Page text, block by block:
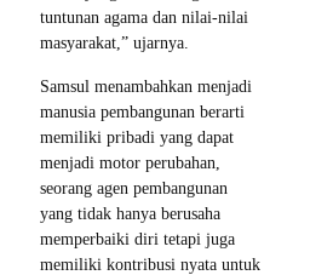
tuntunan agama dan nilai-nilai
masyarakat,” ujarnya.
Samsul menambahkan menjadi
manusia pembangunan berarti
memiliki pribadi yang dapat
menjadi motor perubahan,
seorang agen pembangunan
yang tidak hanya berusaha
memperbaiki diri tetapi juga
memiliki kontribusi nyata untuk